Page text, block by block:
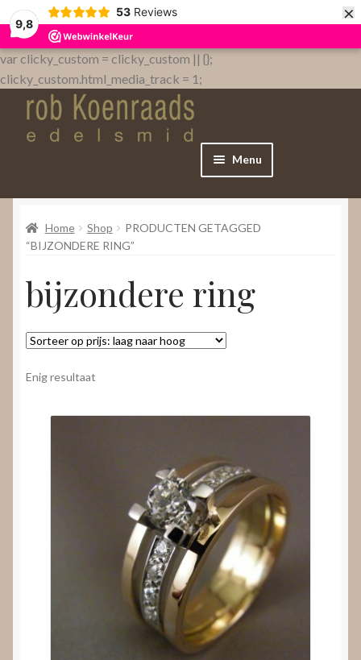
9,8
53 Reviews ×
var clicky_custom = clicky_custom || {};
clicky_custom.html_media_track = 1;
Menu
Home
WebShop
Over
Nieuws
Video’s
Home Shop
PRODUCTEN GETAGGED
“BIJZONDERE RING”
bijzondere ring
Enig resultaat